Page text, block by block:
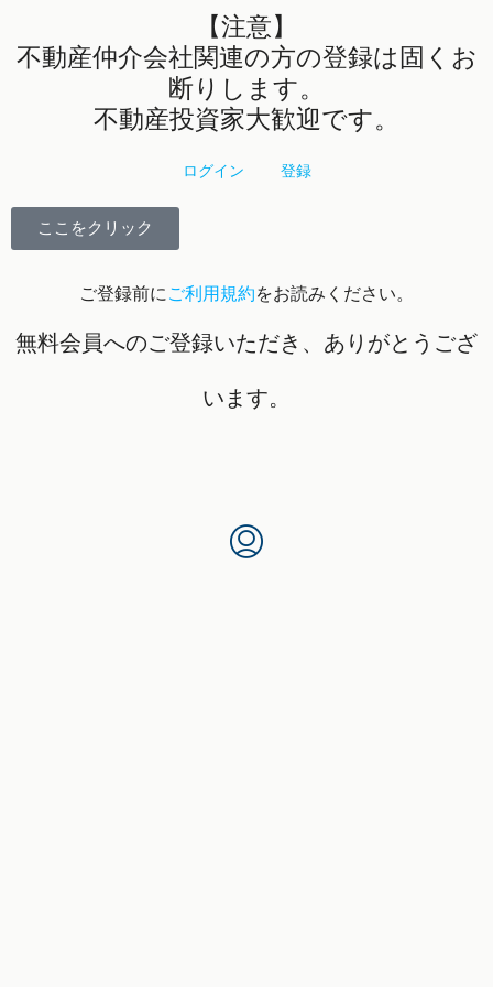
【注意】
不動産仲介会社関連の方の登録は固くお
断りします。
不動産投資家大歓迎です。
ログイン 登録
ここをクリック
ご登録前にご利用規約をお読みください。
無料会員へのご登録いただき、ありがとうござ
います。